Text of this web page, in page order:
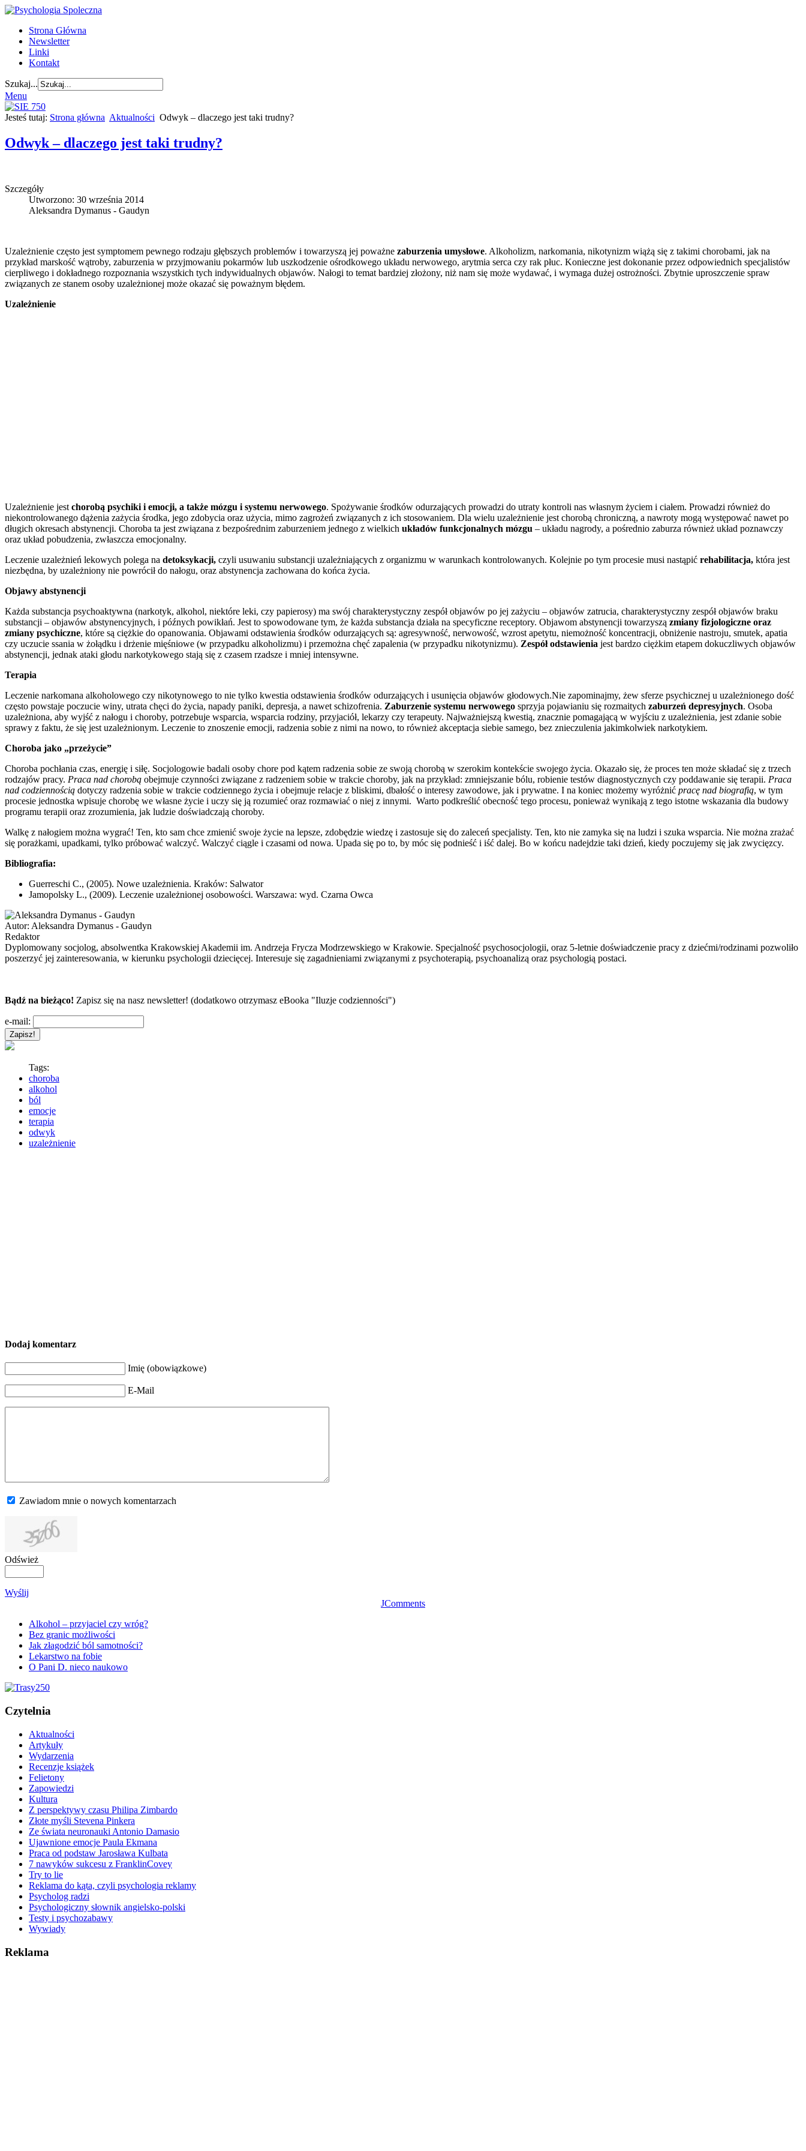
Strona Główna
Newsletter
Linki
Kontakt
Szukaj...
Menu
Jesteś tutaj: Strona główna Aktualności Odwyk – dlaczego jest taki trudny?
Odwyk – dlaczego jest taki trudny?
Szczegóły
Utworzono: 30 września 2014
Aleksandra Dymanus - Gaudyn
Uzależnienie często jest symptomem pewnego rodzaju głębszych problemów i towarzyszą jej poważne zaburzenia umysłowe. Alkoholizm, narkomania, nikotynizm wiążą się z takimi chorobami, jak na
przykład marskość wątroby, zaburzenia w przyjmowaniu pokarmów lub uszkodzenie ośrodkowego układu nerwowego, arytmia serca czy rak płuc. Konieczne jest dokonanie przez odpowiednich specjalistów
cierpliwego i dokładnego rozpoznania wszystkich tych indywidualnych objawów. Nałogi to temat bardziej złożony, niż nam się może wydawać, i wymaga dużej ostrożności. Zbytnie uproszczenie spraw
związanych ze stanem osoby uzależnionej może okazać się poważnym błędem.
Uzależnienie
Uzależnienie jest chorobą psychiki i emocji, a także mózgu i systemu nerwowego. Spożywanie środków odurzających prowadzi do utraty kontroli nas własnym życiem i ciałem. Prowadzi również do
niekontrolowanego dążenia zażycia środka, jego zdobycia oraz użycia, mimo zagrożeń związanych z ich stosowaniem. Dla wielu uzależnienie jest chorobą chroniczną, a nawroty mogą występować nawet po
długich okresach abstynencji. Choroba ta jest związana z bezpośrednim zaburzeniem jednego z wielkich układów funkcjonalnych mózgu – układu nagrody, a pośrednio zaburza również układ poznawczy
oraz układ pobudzenia, zwłaszcza emocjonalny.
Leczenie uzależnień lekowych polega na detoksykacji, czyli usuwaniu substancji uzależniających z organizmu w warunkach kontrolowanych. Kolejnie po tym procesie musi nastąpić rehabilitacja, która jest
niezbędna, by uzależniony nie powrócił do nałogu, oraz abstynencja zachowana do końca życia.
Objawy abstynencji
Każda substancja psychoaktywna (narkotyk, alkohol, niektóre leki, czy papierosy) ma swój charakterystyczny zespół objawów po jej zażyciu – objawów zatrucia, charakterystyczny zespół objawów braku
substancji – objawów abstynencyjnych, i późnych powikłań. Jest to spowodowane tym, że każda substancja działa na specyficzne receptory. Objawom abstynencji towarzyszą zmiany fizjologiczne oraz
zmiany psychiczne, które są ciężkie do opanowania. Objawami odstawienia środków odurzających są: agresywność, nerwowość, wzrost apetytu, niemożność koncentracji, obniżenie nastroju, smutek, apatia
czy uczucie ssania w żołądku i drżenie mięśniowe (w przypadku alkoholizmu) i przemożna chęć zapalenia (w przypadku nikotynizmu). Zespół odstawienia jest bardzo ciężkim etapem dokuczliwych objawów
abstynencji, jednak ataki głodu narkotykowego stają się z czasem rzadsze i mniej intensywne.
Terapia
Leczenie narkomana alkoholowego czy nikotynowego to nie tylko kwestia odstawienia środków odurzających i usunięcia objawów głodowych.Nie zapominajmy, żew sferze psychicznej u uzależnionego dość
często powstaje poczucie winy, utrata chęci do życia, napady paniki, depresja, a nawet schizofrenia. Zaburzenie systemu nerwowego sprzyja pojawianiu się rozmaitych zaburzeń depresyjnych. Osoba
uzależniona, aby wyjść z nałogu i choroby, potrzebuje wsparcia, wsparcia rodziny, przyjaciół, lekarzy czy terapeuty. Najważniejszą kwestią, znacznie pomagającą w wyjściu z uzależnienia, jest zdanie sobie
sprawy z faktu, że się jest uzależnionym. Leczenie to znoszenie emocji, radzenia sobie z nimi na nowo, to również akceptacja siebie samego, bez znieczulenia jakimkolwiek narkotykiem.
Choroba jako „przeżycie”
Choroba pochłania czas, energię i siłę. Socjologowie badali osoby chore pod kątem radzenia sobie ze swoją chorobą w szerokim kontekście swojego życia. Okazało się, że proces ten może składać się z trzech
rodzajów pracy. Praca nad chorobą obejmuje czynności związane z radzeniem sobie w trakcie choroby, jak na przykład: zmniejszanie bólu, robienie testów diagnostycznych czy poddawanie się terapii. Praca
nad codziennością dotyczy radzenia sobie w trakcie codziennego życia i obejmuje relacje z bliskimi, dbałość o interesy zawodowe, jak i prywatne. I na koniec możemy wyróżnić pracę nad biografią, w tym
procesie jednostka wpisuje chorobę we własne życie i uczy się ją rozumieć oraz rozmawiać o niej z innymi. Warto podkreślić obecność tego procesu, ponieważ wynikają z tego istotne wskazania dla budowy
programu terapii oraz zrozumienia, jak ludzie doświadczają choroby.
Walkę z nałogiem można wygrać! Ten, kto sam chce zmienić swoje życie na lepsze, zdobędzie wiedzę i zastosuje się do zaleceń specjalisty. Ten, kto nie zamyka się na ludzi i szuka wsparcia. Nie można zrażać
się porażkami, upadkami, tylko próbować walczyć. Walczyć ciągle i czasami od nowa. Upada się po to, by móc się podnieść i iść dalej. Bo w końcu nadejdzie taki dzień, kiedy poczujemy się jak zwycięzcy.
Bibliografia:
Guerreschi C., (2005). Nowe uzależnienia. Kraków: Salwator
Jamopolsky L., (2009). Leczenie uzależnionej osobowości. Warszawa: wyd. Czarna Owca
Autor: Aleksandra Dymanus - Gaudyn
Redaktor
Dyplomowany socjolog, absolwentka Krakowskiej Akademii im. Andrzeja Frycza Modrzewskiego w Krakowie. Specjalność psychosocjologii, oraz 5-letnie doświadczenie pracy z dziećmi/rodzinami pozwoliło
poszerzyć jej zainteresowania, w kierunku psychologii dziecięcej. Interesuje się zagadnieniami związanymi z psychoterapią, psychoanalizą oraz psychologią postaci.
Bądź na bieżąco! Zapisz się na nasz newsletter! (dodatkowo otrzymasz eBooka "Iluzje codzienności")
e-mail:
Tags:
choroba
alkohol
ból
emocje
terapia
odwyk
uzależnienie
Dodaj komentarz
Imię (obowiązkowe)
E-Mail
Zawiadom mnie o nowych komentarzach
Odśwież
Wyślij
JComments
Alkohol – przyjaciel czy wróg?
Bez granic możliwości
Jak złagodzić ból samotności?
Lekarstwo na fobie
O Pani D. nieco naukowo
Czytelnia
Aktualności
Artykuły
Wydarzenia
Recenzje książek
Felietony
Zapowiedzi
Kultura
Z perspektywy czasu Philipa Zimbardo
Złote myśli Stevena Pinkera
Ze świata neuronauki Antonio Damasio
Ujawnione emocje Paula Ekmana
Praca od podstaw Jarosława Kulbata
7 nawyków sukcesu z FranklinCovey
Try to lie
Reklama do kąta, czyli psychologia reklamy
Psycholog radzi
Psychologiczny słownik angielsko-polski
Testy i psychozabawy
Wywiady
Reklama